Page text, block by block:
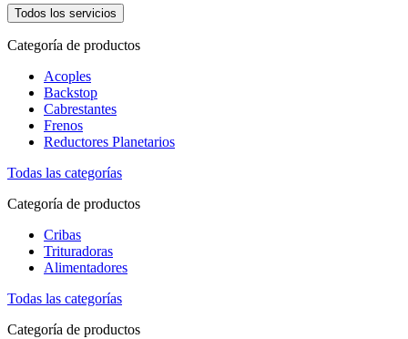
Todos los servicios
Categoría de productos
Acoples
Backstop
Cabrestantes
Frenos
Reductores Planetarios
Todas las categorías
Categoría de productos
Cribas
Trituradoras
Alimentadores
Todas las categorías
Categoría de productos